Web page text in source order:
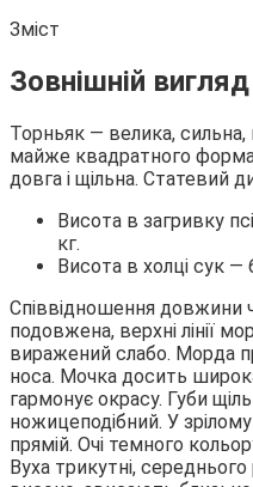
Зміст
Зовнішній вигляд
Торньяк ― велика, сильна,
майже квадратного
довга і щільна. Статевий
Висота в загривку
кг.
Висота в холці сук
Співвідношення довжини
подовжена, верхні лінії
виражений слабо. Морда
носа. Мочка досить
гармонує окрасу. Губи
ножицеподібний. У
прямій. Очі темного
Вуха трикутні,